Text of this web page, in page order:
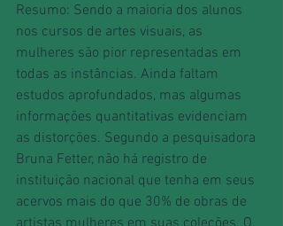
Resumo: Sendo a maioria dos alunos
nos cursos de artes visuais, as
mulheres são pior representadas em
todas as instâncias. Ainda faltam
estudos aprofundados, mas algumas
informações quantitativas evidenciam
as distorções. Segundo a pesquisadora
Bruna Fetter, não há registro de
instituição nacional que tenha em seus
acervos mais do que 30% de obras de